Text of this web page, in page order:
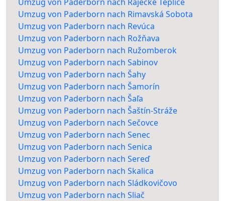
Umzug von Paderborn nach Rimavská Sobota
Umzug von Paderborn nach Revúca
Umzug von Paderborn nach Rožňava
Umzug von Paderborn nach Ružomberok
Umzug von Paderborn nach Sabinov
Umzug von Paderborn nach Šahy
Umzug von Paderborn nach Šamorín
Umzug von Paderborn nach Šaľa
Umzug von Paderborn nach Šaštín-Stráže
Umzug von Paderborn nach Sečovce
Umzug von Paderborn nach Senec
Umzug von Paderborn nach Senica
Umzug von Paderborn nach Sereď
Umzug von Paderborn nach Skalica
Umzug von Paderborn nach Sládkovičovo
Umzug von Paderborn nach Sliač